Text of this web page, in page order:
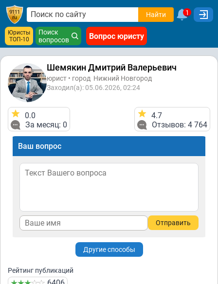
Найти 1
Юристы
ТОП-10
Поиск
вопросов
Вопрос юристу
Шемякин Дмитрий Валерьевич
юрист • город Нижний Новгород
Заходил(а): 05.06.2026, 02:24
0.0
За месяц: 0
4.7
Отзывов: 4 764
Ваш вопрос
Отправить
Другие способы
Рейтинг публикаций